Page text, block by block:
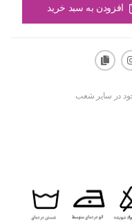
افزودن به سبد خرید
در سایر شعب